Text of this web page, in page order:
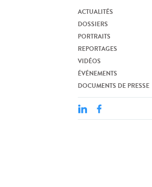
ACTUALITÉS
DOSSIERS
PORTRAITS
REPORTAGES
VIDÉOS
ÉVÉNEMENTS
DOCUMENTS DE PRESSE